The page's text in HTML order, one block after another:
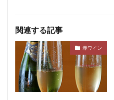
関連する記事
赤ワイン